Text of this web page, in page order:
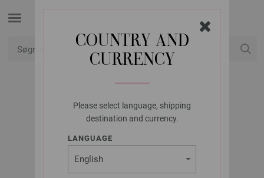
COUNTRY AND
CURRENCY
Please select language, shipping
destination and currency.
LANGUAGE
LANA GROSSA
COTONELLA